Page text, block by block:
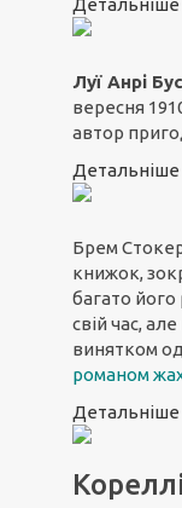
Детальніше
Луї Анрі
вересня
автор
Детальніше
Брем
книжок,
багато його
свій час,
винятком
романом
Детальніше
Кореллі